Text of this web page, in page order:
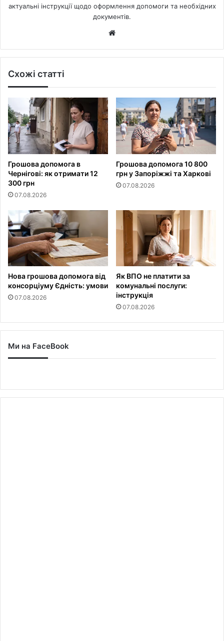
актуальні інструкції щодо оформлення допомоги та необхідних
документів.
Схожі статті
Грошова допомога в
Чернігові: як отримати 12
300 грн
07.08.2026
Грошова допомога 10 800
грн у Запоріжжі та Харкові
07.08.2026
Нова грошова допомога від
консорціуму Єдність: умови
07.08.2026
Як ВПО не платити за
комунальні послуги:
інструкція
07.08.2026
Ми на FaceBook